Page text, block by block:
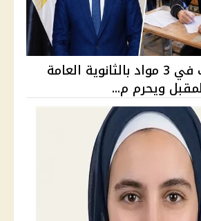
التعليم: الراسب في 3 مواد بالثانوية العامة
ويحرم م...